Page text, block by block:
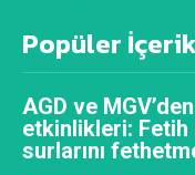
Popüler
AGD ve
etkinlikleri: Fetih
surlarını